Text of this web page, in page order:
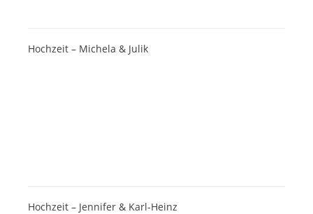
Hochzeit – Michela & Julik
Hochzeit – Jennifer & Karl-Heinz